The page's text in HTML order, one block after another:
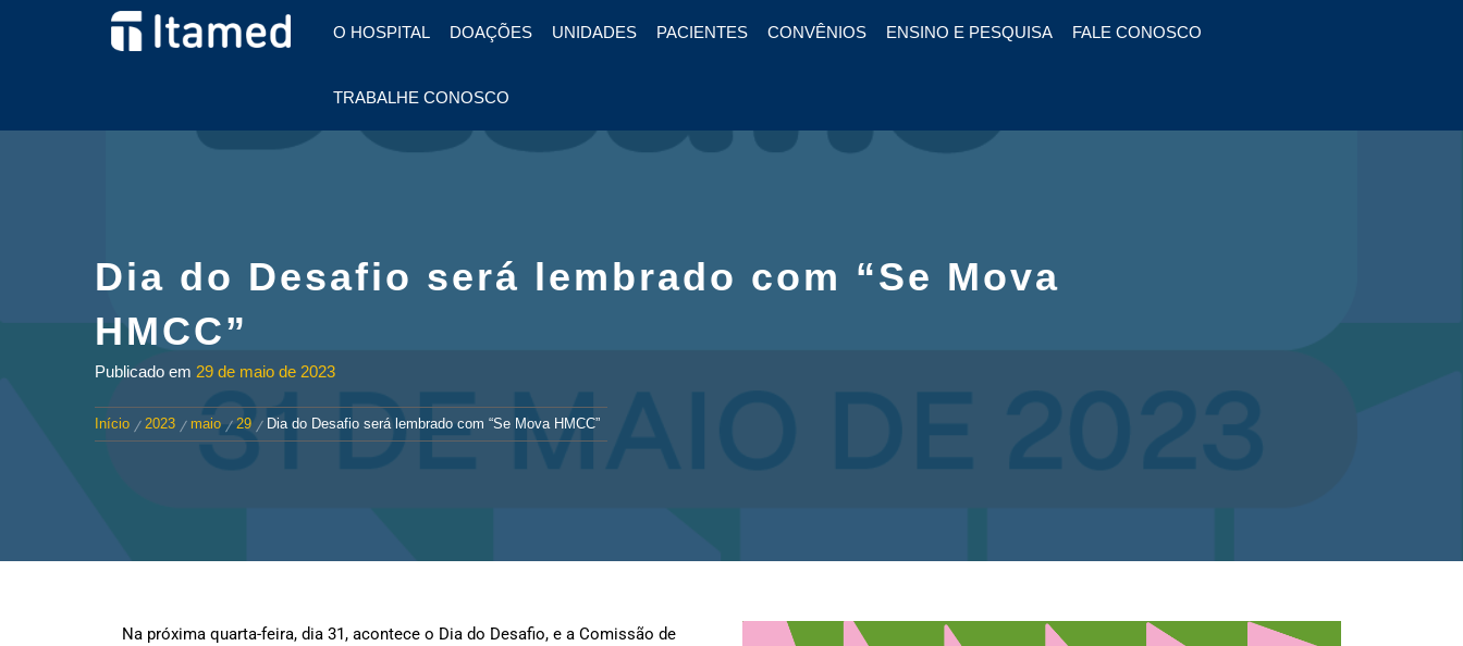
HOSPITAL
ITAMED
HOSPITAL EM FOZ DO
IGUAÇU
O HOSPITAL DOAÇÕES UNIDADES PACIENTES CONVÊNIOS ENSINO E PESQUISA FALE CONOSCO
TRABALHE CONOSCO
Dia do Desafio será lembrado com “Se Mova
HMCC”
Publicado em 29 de maio de 2023
Início 2023 maio 29 Dia do Desafio será lembrado com “Se Mova HMCC”
Na próxima quarta-feira, dia 31, acontece o Dia do Desafio, e a Comissão de